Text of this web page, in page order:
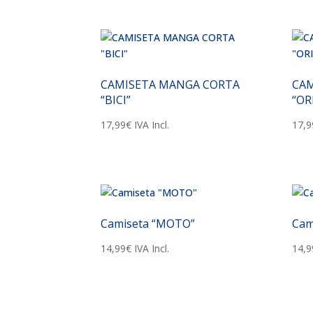
CAMISETA MANGA CORTA
“BICI”
17,99€ IVA Incl.
Camiseta “MOTO”
14,99€ IVA Incl.